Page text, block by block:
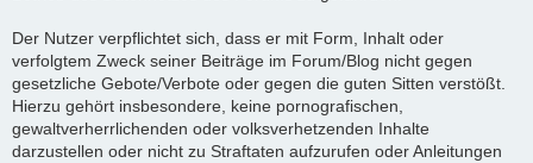
Der Nutzer verpflichtet sich, dass er mit Form, Inhalt oder
verfolgtem Zweck seiner Beiträge im Forum/Blog nicht gegen
gesetzliche Gebote/Verbote oder gegen die guten Sitten verstößt.
Hierzu gehört insbesondere, keine pornografischen,
gewaltverherrlichenden oder volksverhetzenden Inhalte
darzustellen oder nicht zu Straftaten aufzurufen oder Anleitungen